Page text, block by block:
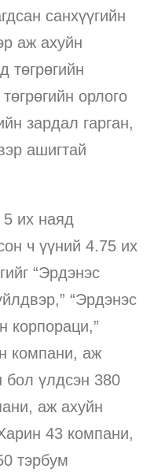
санхүүгийн
аж ахуйн
төгрөгийн
орлого
зардал гарган,
ашигтай
5 их наяд
ч үүний 4.75 их
“Эрдэнэс
“Эрдэнэс
корпораци,”
компани, аж
бол үлдсэн 380
аж ахуйн
43 компани,
тэрбум